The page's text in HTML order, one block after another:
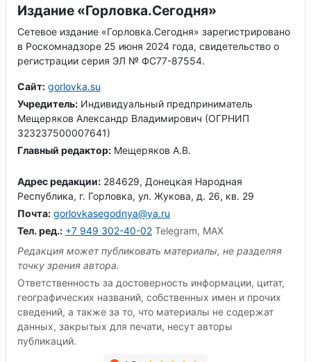
Издание «Горловка.Сегодня»
Сетевое издание «Горловка.Сегодня» зарегистрировано
в Роскомнадзоре 25 июня 2024 года, свидетельство о
регистрации серия ЭЛ № ФС77-87554.
Сайт: gorlovka.su
Учредитель: Индивидуальный предприниматель
Мещеряков Александр Владимирович (ОГРНИП
323237500007641)
Главный редактор: Мещеряков А.В.
Адрес редакции: 284629, Донецкая Народная
Республика, г. Горловка, ул. Жукова, д. 26, кв. 29
Почта: gorlovkasegodnya@ya.ru
Тел. ред.: +7 949 302-40-02 Telegram, MAX
Редакция может публиковать материалы, не разделяя
точку зрения автора.
Ответственность за достоверность информации, цитат,
географических названий, собственных имен и прочих
сведений, а также за то, что материалы не содержат
данных, закрытых для печати, несут авторы
публикаций.